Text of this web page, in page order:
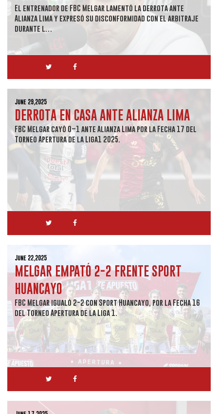
El entrenador de FBC Melgar lamentó la derrota ante
Alianza Lima y expresó su disconformidad con el arbitraje
durante l…
June 29,2025
DERROTA EN CASA ANTE ALIANZA LIMA
FBC Melgar cayó 0–1 ante Alianza Lima por la Fecha 17 del
Torneo Apertura de la Liga1 2025.
June 22,2025
MELGAR EMPATÓ 2-2 FRENTE SPORT
HUANCAYO
FBC Melgar igualó 2-2 con Sport Huancayo, por la Fecha 16
del Torneo Apertura de la Liga 1.